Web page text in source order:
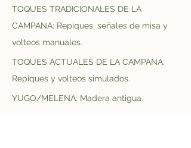
TOQUES TRADICIONALES DE LA
CAMPANA: Repiques, señales de misa y
volteos manuales.
TOQUES ACTUALES DE LA CAMPANA:
Repiques y volteos simulados.
YUGO/MELENA: Madera antigua.